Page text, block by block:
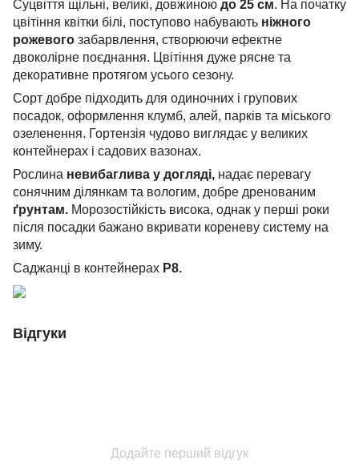
Суцвіття щільні, великі, довжиною до 25 см. На початку
цвітіння квітки білі, поступово набувають ніжного
рожевого забарвлення, створюючи ефектне
двоколірне поєднання. Цвітіння дуже рясне та
декоративне протягом усього сезону.
Сорт добре підходить для одиночних і групових
посадок, оформлення клумб, алей, парків та міського
озеленення. Гортензія чудово виглядає у великих
контейнерах і садових вазонах.
Рослина невибаглива у догляді, надає перевагу
сонячним ділянкам та вологим, добре дренованим
ґрунтам. Морозостійкість висока, однак у перші роки
після посадки бажано вкривати кореневу систему на
зиму.
Саджанці в контейнерах Р8.
Відгуки
Додайте перший відгук